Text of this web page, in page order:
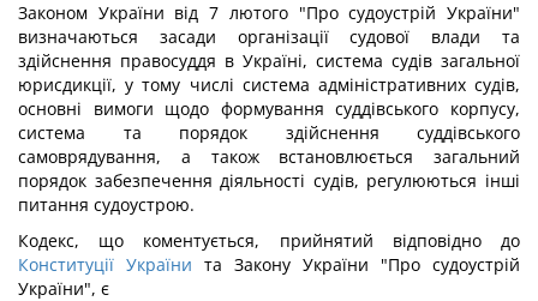
Законом України від 7 лютого "Про судоустрій України"
визначаються засади організації судової влади та
здійснення правосуддя в Україні, система судів загальної
юрисдикції, у тому числі система адміністративних судів,
основні вимоги щодо формування суддівського корпусу,
система та порядок здійснення суддівського
самоврядування, а також встановлюється загальний
порядок забезпечення діяльності судів, регулюються інші
питання судоустрою.
Кодекс, що коментується, прийнятий відповідно до
Конституції України та Закону України "Про судоустрій
України", є